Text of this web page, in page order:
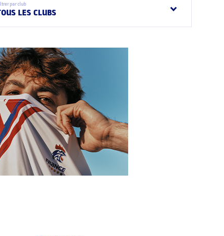
par club
LES CLUBS